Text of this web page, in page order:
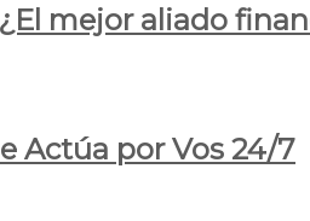
mejor aliado
Actúa por Vos 24/7